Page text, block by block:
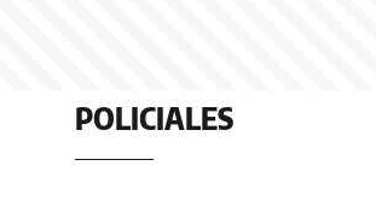
POLICIALES